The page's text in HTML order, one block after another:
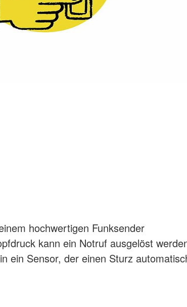
hochwertigen Funksender
kann ein Notruf ausgelöst
ein Sensor, der einen Sturz